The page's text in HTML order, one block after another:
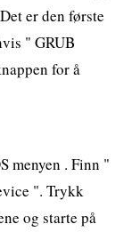
er den første
" GRUB
for å
menyen . Finn "
". Trykk
og starte på